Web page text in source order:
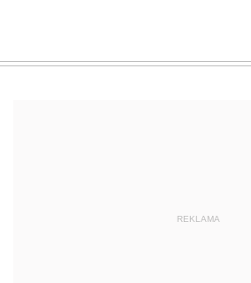
REKLAMA